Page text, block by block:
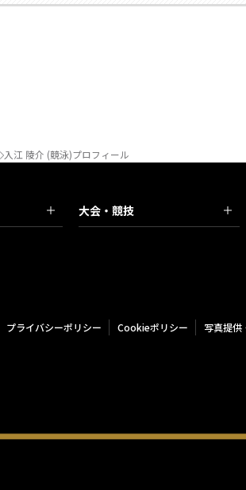
入江 陵介 (競泳)プロフィール
大会・競技
プライバシーポリシー Cookieポリシー 写真提供